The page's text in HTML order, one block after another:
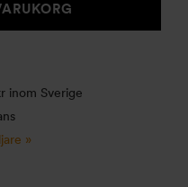
inom Sverige
»